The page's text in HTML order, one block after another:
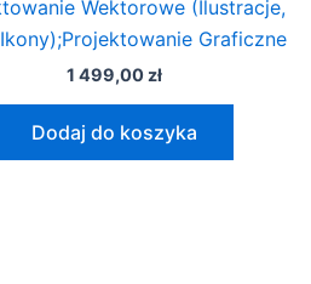
Wektorowe (Ilustracje,
Graficzne
1 499,00 zł
Dodaj do koszyka